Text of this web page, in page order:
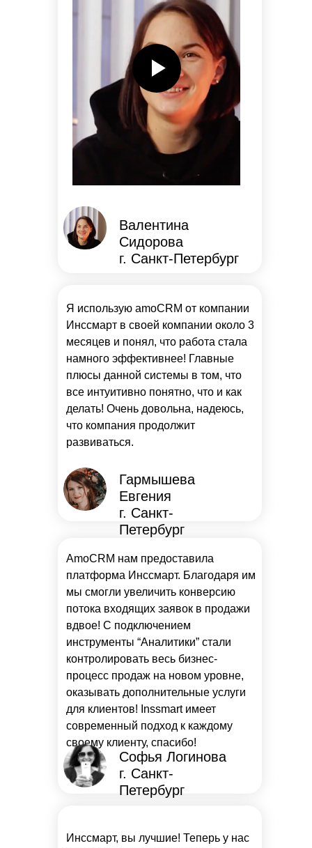
Я использую amoCRM от компании
Инссмарт в своей компании около 3
месяцев и понял, что работа стала
намного эффективнее! Главные
плюсы данной системы в том, что
все интуитивно понятно, что и как
делать! Очень довольна, надеюсь,
что компания продолжит
развиваться.
Гармышева
Евгения
г. Санкт-
Петербург
Валентина
Сидорова
г. Санкт-Петербург
AmoCRM нам предоставила
платформа Инссмарт. Благодаря им
мы смогли увеличить конверсию
потока входящих заявок в продажи
вдвое! С подключением
инструменты “Аналитики” стали
контролировать весь бизнес-
процесс продаж на новом уровне,
оказывать дополнительные услуги
для клиентов! Inssmart имеет
современный подход к каждому
своему клиенту, спасибо!
Софья Логинова
г. Санкт-
Петербург
Инссмарт, вы лучшие! Теперь у нас